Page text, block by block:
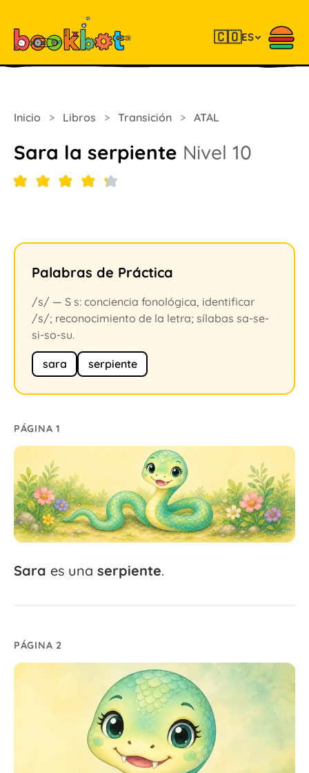
🇨🇴ES
Inicio > Libros > Transición > ATAL
Sara la serpiente Nivel 10
Palabras de Práctica
/s/ — S s: conciencia fonológica, identificar
/s/; reconocimiento de la letra; sílabas sa-se-
si-so-su.
sara serpiente
PÁGINA 1
Sara es una serpiente.
PÁGINA 2